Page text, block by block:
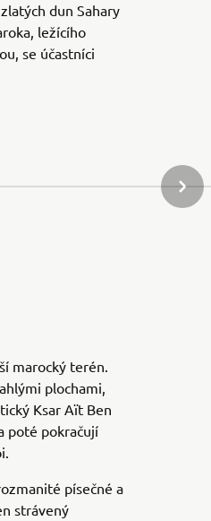
dun Sahary
ležícího
se účastníci
marocký terén.
plochami,
Ksar Aït Ben
poté pokračují
písečné a
strávený